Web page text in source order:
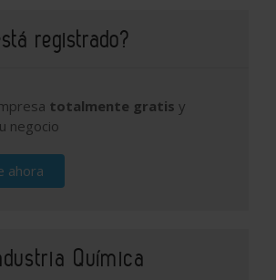
registrado?
totalmente gratis y
negocio
ahora
Química